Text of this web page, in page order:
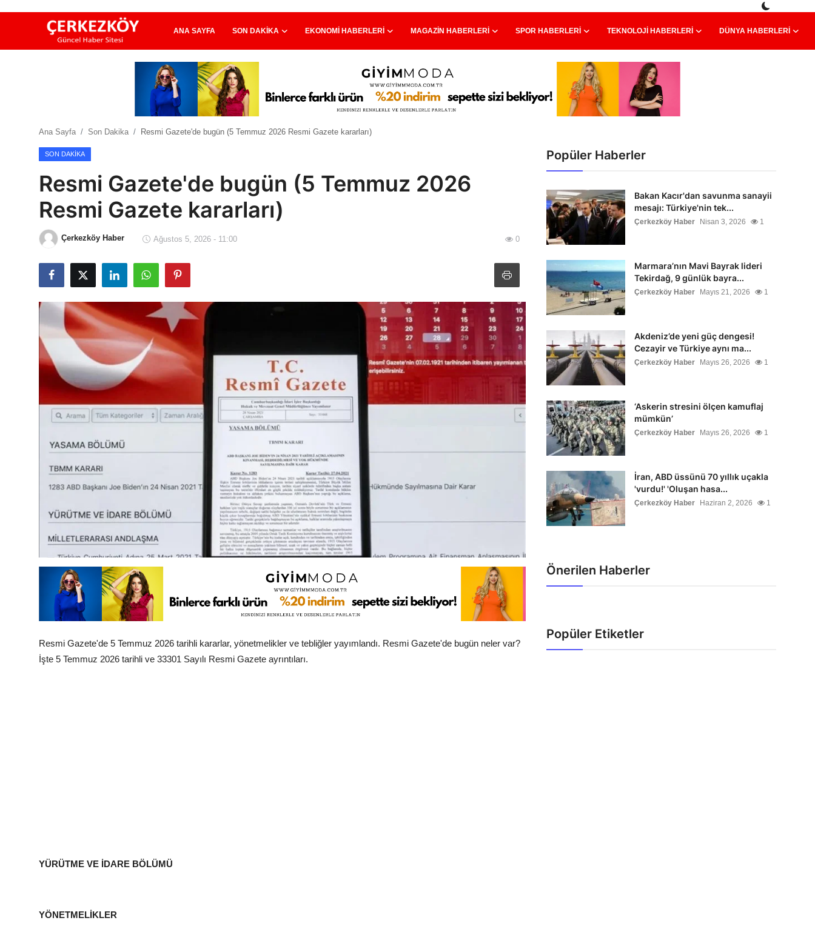
ANA SAYFA SON DAKIKA EKONOMI HABERLERI MAGAZIN HABERLERI SPOR HABERLERI TEKNOLOJI HABERLERI DÜNYA HABERLERI
Ekonomi Haberleri
Teknoloji Haberleri
Çerkezköy
Ana Sayfa Son Dakika Resmi Gazete'de bugün (5 Temmuz 2026 Resmi Gazete kararları)
SON DAKIKA
Resmi Gazete'de bugün (5 Temmuz 2026
Resmi Gazete kararları)
Çerkezköy Haber Ağustos 5, 2026 - 11:00 0
Resmi Gazete'de 5 Temmuz 2026 tarihli kararlar, yönetmelikler ve tebliğler yayımlandı. Resmi Gazete'de bugün neler var?
İşte 5 Temmuz 2026 tarihli ve 33301 Sayılı Resmi Gazete ayrıntıları.
YÜRÜTME VE İDARE BÖLÜMÜ
YÖNETMELİKLER
Popüler Haberler
Bakan Kacır'dan savunma sanayii
mesajı: Türkiye'nin tek...
Çerkezköy Haber Nisan 3, 2026 1
Marmara’nın Mavi Bayrak lideri
Tekirdağ, 9 günlük bayra...
Çerkezköy Haber Mayıs 21, 2026 1
Akdeniz’de yeni güç dengesi!
Cezayir ve Türkiye aynı ma...
Çerkezköy Haber Mayıs 26, 2026 1
‘Askerin stresini ölçen kamuflaj
mümkün’
Çerkezköy Haber Mayıs 26, 2026 1
İran, ABD üssünü 70 yıllık uçakla
'vurdu!' 'Oluşan hasa...
Çerkezköy Haber Haziran 2, 2026 1
Önerilen Haberler
Popüler Etiketler